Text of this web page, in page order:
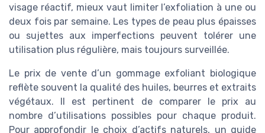
visage réactif, mieux vaut limiter l’exfoliation à une ou
deux fois par semaine. Les types de peau plus épaisses
ou sujettes aux imperfections peuvent tolérer une
utilisation plus régulière, mais toujours surveillée.
Le prix de vente d’un gommage exfoliant biologique
reflète souvent la qualité des huiles, beurres et extraits
végétaux. Il est pertinent de comparer le prix au
nombre d’utilisations possibles pour chaque produit.
Pour approfondir le choix d’actifs naturels, un guide